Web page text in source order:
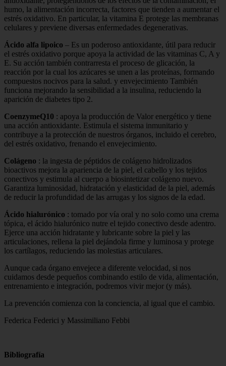
humo, la alimentación incorrecta, factores que tienden a aumentar el
estrés oxidativo. En particular, la vitamina E protege las membranas
celulares y previene diversas enfermedades degenerativas.
Ácido alfa lipoico – Es un poderoso antioxidante, útil para reducir
el estrés oxidativo porque apoya la actividad de las vitaminas C, A y
E. Su acción también contrarresta el proceso de glicación, la
reacción por la cual los azúcares se unen a las proteínas, formando
compuestos nocivos para la salud. y envejecimiento También
funciona mejorando la sensibilidad a la insulina, reduciendo la
aparición de diabetes tipo 2.
CoenzymeQ10 : apoya la producción de Valor energético y tiene
una acción antioxidante. Estimula el sistema inmunitario y
contribuye a la protección de nuestros órganos, incluido el cerebro,
del estrés oxidativo, frenando el envejecimiento.
Colágeno : la ingesta de péptidos de colágeno hidrolizados
bioactivos mejora la apariencia de la piel, el cabello y los tejidos
conectivos y estimula al cuerpo a biosintetizar colágeno nuevo.
Garantiza luminosidad, hidratación y elasticidad de la piel, además
de reducir la profundidad de las arrugas y los signos de la edad.
Ácido hialurónico : tomado por vía oral y no solo como una crema
tópica, el ácido hialurónico nutre el tejido conectivo desde adentro.
Ejerce una acción hidratante y lubricante sobre la piel y las
articulaciones, rellena la piel dejándola firme y luminosa y protege
los cartílagos, reduciendo las molestias articulares.
Aunque cada órgano envejece a diferente velocidad, si nos
cuidamos desde pequeños combinando estilo de vida, alimentación,
entrenamiento e integración, podremos vivir mejor (y más).
La prevención comienza con la conciencia, al igual que el cambio.
Federica Federici y Massimiliano Febbi
Bibliografía